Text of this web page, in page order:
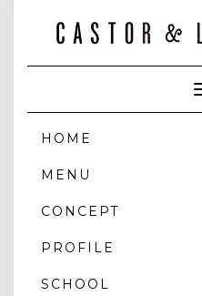
HOME
MENU
CONCEPT
PROFILE
SCHOOL